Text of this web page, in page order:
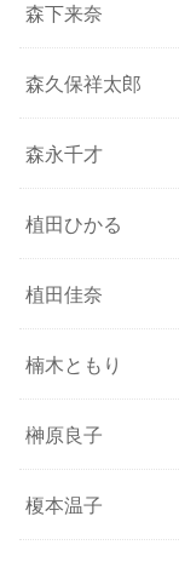
森下来奈
森久保祥太郎
森永千才
植田ひかる
植田佳奈
楠木ともり
榊原良子
榎本温子